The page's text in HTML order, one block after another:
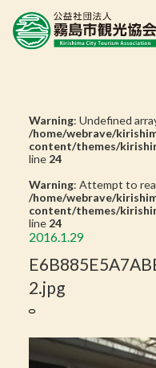
Warning: Undefined
/home/webrave/
content/themes/
line 24
Warning: Attempt to
/home/webrave/
content/themes/
line 24
2016.1.29
2.jpg